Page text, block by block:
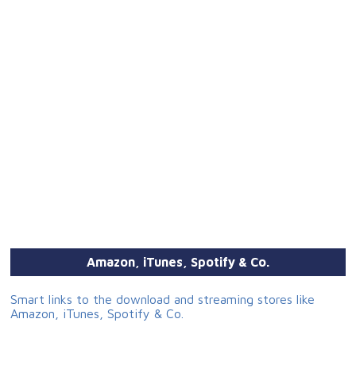
Amazon, iTunes, Spotify & Co.
Smart links to the download and streaming stores like
Amazon, iTunes, Spotify & Co.